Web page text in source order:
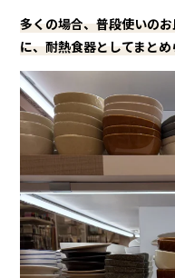
多くの場合、普段使いの
に、耐熱食器としてまと